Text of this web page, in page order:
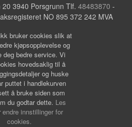
3940 Porsgrunn Tlf. 48483870 -
NO 895 372 242 MVA
bruker cookies slik at
kjøpsopplevelse og
deg bedre service. Vi
hovedsaklig til å
og huske
puttet i handlekurven
å bruke siden som
du godtar dette. Les
endre innstillinger for
cookies.